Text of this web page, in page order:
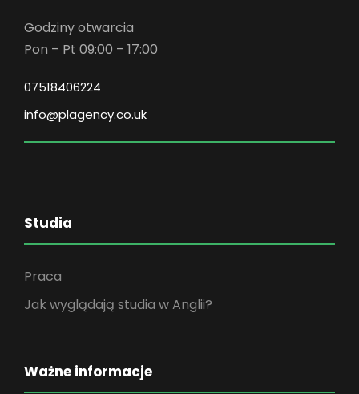
Godziny otwarcia
Pon – Pt 09:00 – 17:00
07518406224
info@plagency.co.uk
Studia
Praca
Jak wyglądają studia w Anglii?
Ważne informacje